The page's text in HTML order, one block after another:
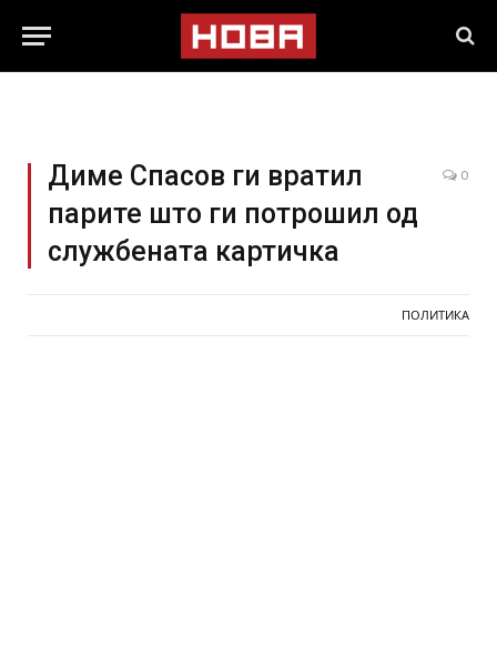
Диме Спасов ги вратил
парите што ги потрошил од
службената картичка
0
ПОЛИТИКА